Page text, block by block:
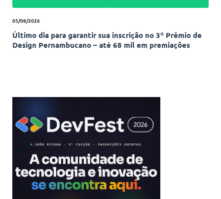
05/08/2026
Último dia para garantir sua inscrição no 3º Prêmio de
Design Pernambucano – até 68 mil em premiações